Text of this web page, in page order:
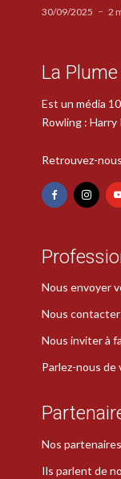
30/09/2025 2
La
Est un média
Rowling :
Retrouvez-
Nous envoyer
Nous contacter
Nous inviter à
Parlez-nous de
Nos partenaires
Ils parlent de